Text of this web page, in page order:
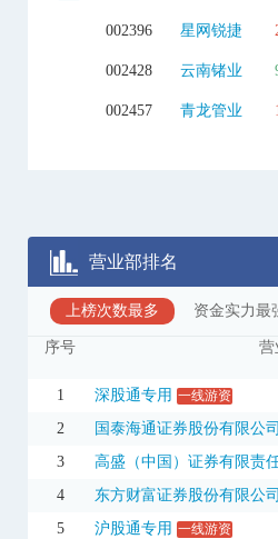
002396 星网锐捷
002428 云南锗业
002457 青龙管业
002674
002709 天赐材料
002808 恒久退
002812 恩捷股份
3日 002828 贝肯能源
营业部排名
上榜次数最多 资金实力最
序号 营
1 深股通专用 一线游资
2 国泰海通证券股份有限公
3 高盛（中国）证券有限责
4
东方财富证券股份有限公
5
沪股通专用 一线游资